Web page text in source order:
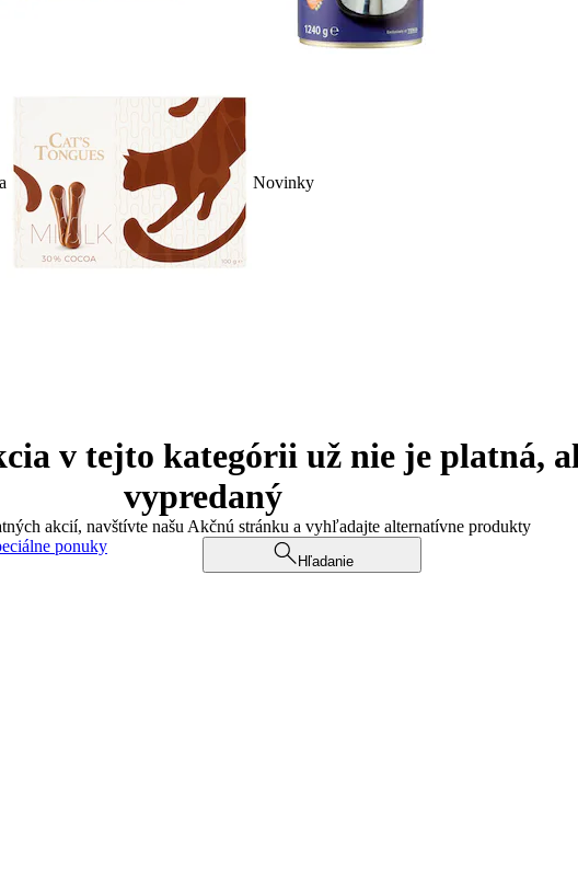
Novinky
v tejto kategórii už nie je platná,
vypredaný
akcií, navštívte našu Akčnú stránku a vyhľadajte alternatívne produkty
ponuky
Hľadanie